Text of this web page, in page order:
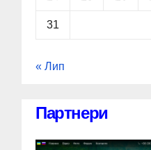
31
« Лип
Партнери